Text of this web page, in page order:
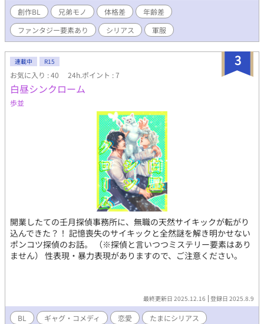
創作BL 兄弟モノ 体格差
年齢差
ファンタジー要素あり
シリアス 軍服
3
連載中 R15
お気に入り : 40 24h.ポイント : 7
白昼シンクローム
歩並
開業したての壬月探偵事務所に、無職の天然サイキックが転がり
込んできた？！ 記憶喪失のサイキックと全然謎を解き明かせない
ポンコツ探偵のお話。 （※探偵と言いつつミステリー要素はあり
ません） 性表現・暴力表現がありますので、ご注意ください。
最終更新日 2025.12.16 登録日 2025.8.9
BL ギャグ・コメディ 恋愛 たまにシリアス